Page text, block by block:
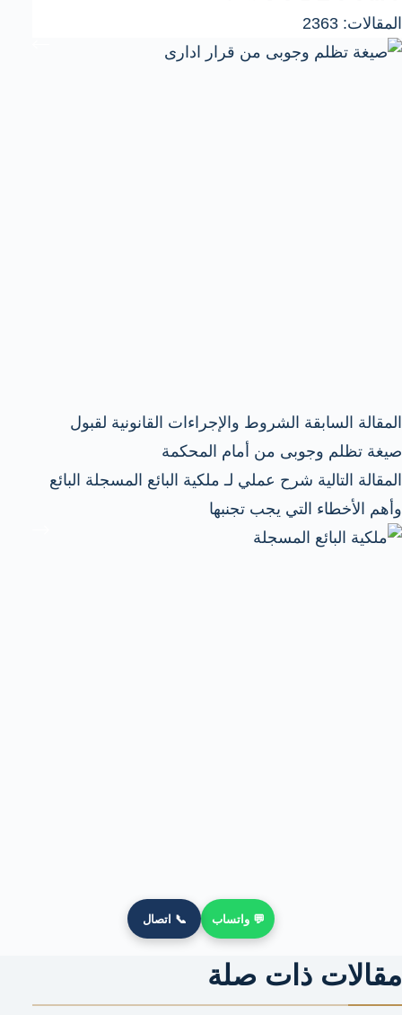
المقالات: 2363
المقالة السابقة الشروط والإجراءات القانونية لقبول
صيغة تظلم وجوبى من أمام المحكمة
المقالة التالية شرح عملي لـ ملكية البائع المسجلة البائع
وأهم الأخطاء التي يجب تجنبها
مقالات ذات صلة
💬 واتساب 📞 اتصال